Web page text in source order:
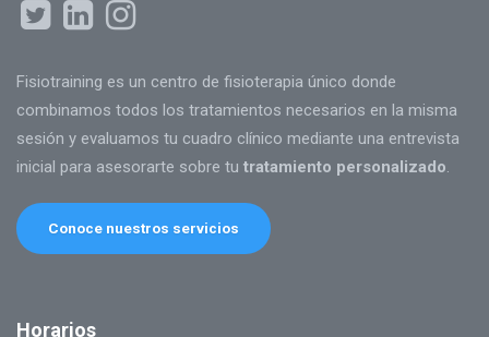
Fisiotraining es un centro de fisioterapia único donde
combinamos todos los tratamientos necesarios en la misma
sesión y evaluamos tu cuadro clínico mediante una entrevista
inicial para asesorarte sobre tu tratamiento personalizado.
Conoce nuestros servicios
Horarios